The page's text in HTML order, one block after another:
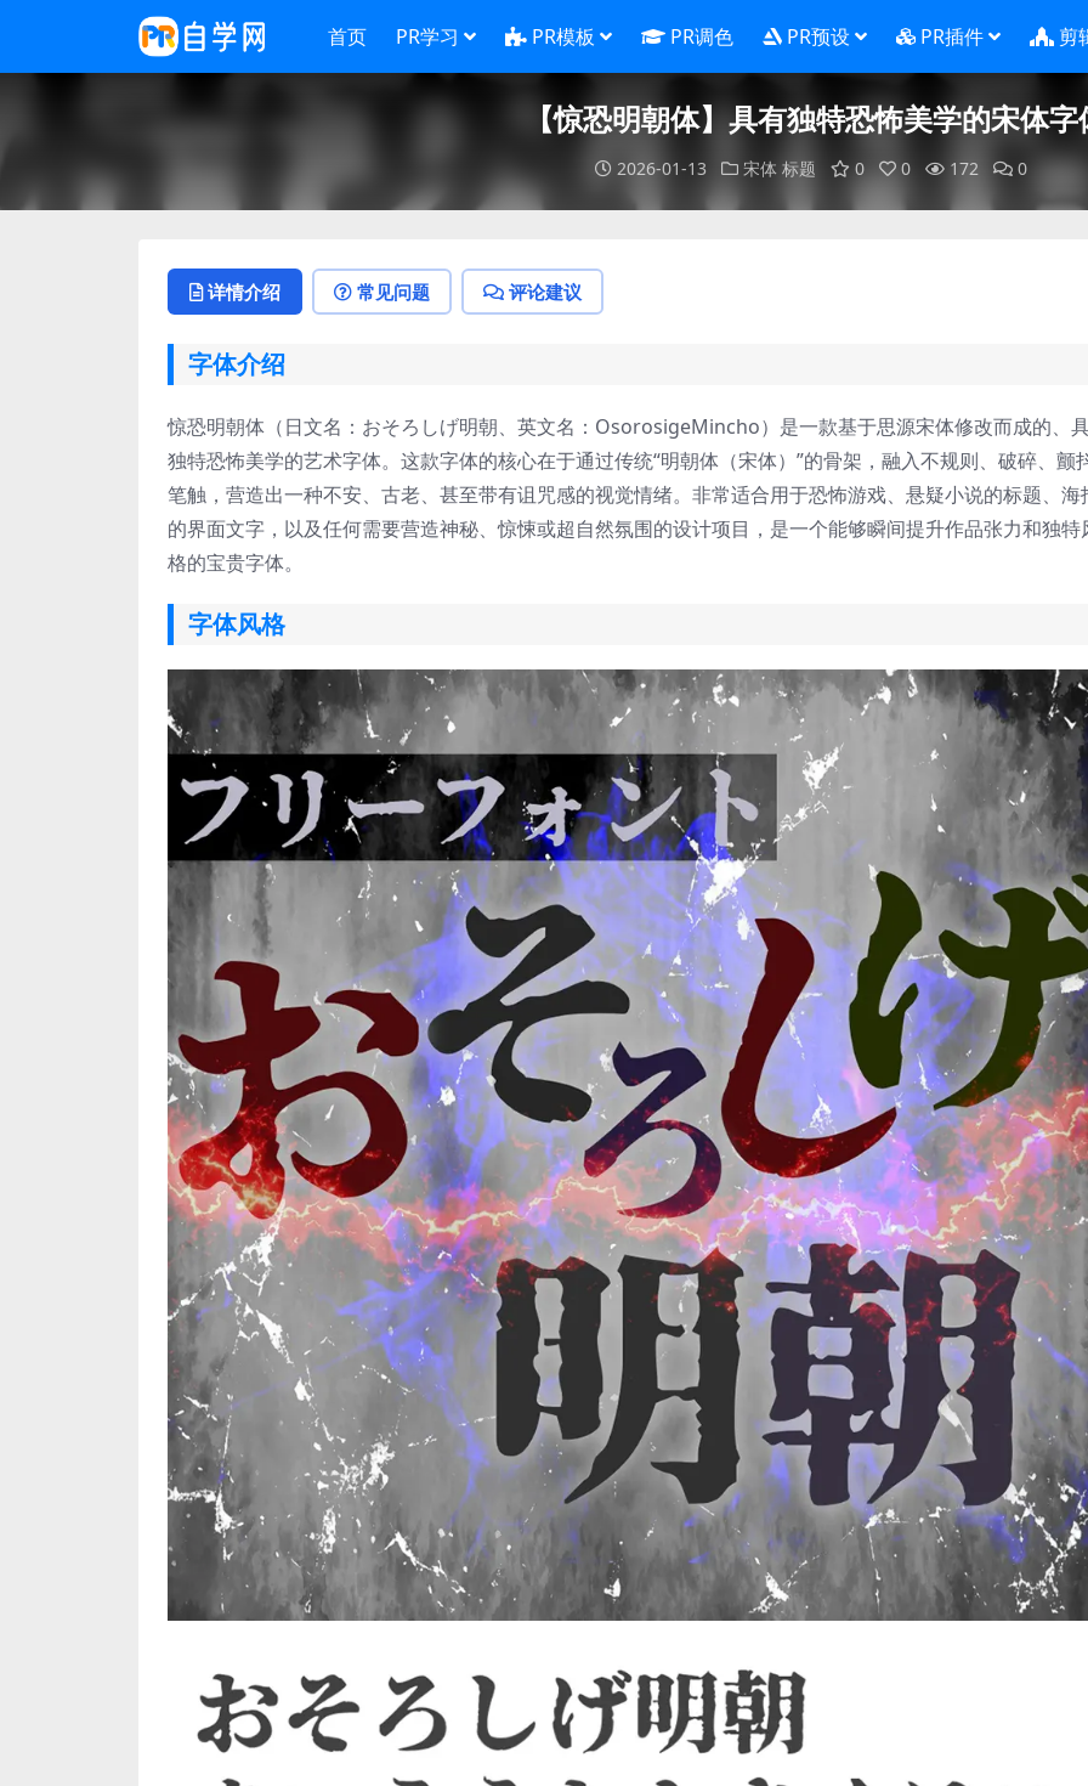
首页 PR学习 PR模板 PR调色 PR预设 PR插件 剪
【惊恐明朝体】具有独特恐怖美学的宋体字
2026-01-13 宋体 标题 0 0 172 0
详情介绍 常见问题 评论建议
字体介绍
惊恐明朝体（日文名：おそろしげ明朝、英文名：OsorosigeMincho）是一款基于思源宋体修改而成的、
独特恐怖美学的艺术字体。这款字体的核心在于通过传统“明朝体（宋体）”的骨架，融入不规则、破碎、颤
笔触，营造出一种不安、古老、甚至带有诅咒感的视觉情绪。非常适合用于恐怖游戏、悬疑小说的标题、海
的界面文字，以及任何需要营造神秘、惊悚或超自然氛围的设计项目，是一个能够瞬间提升作品张力和独特
格的宝贵字体。
字体风格